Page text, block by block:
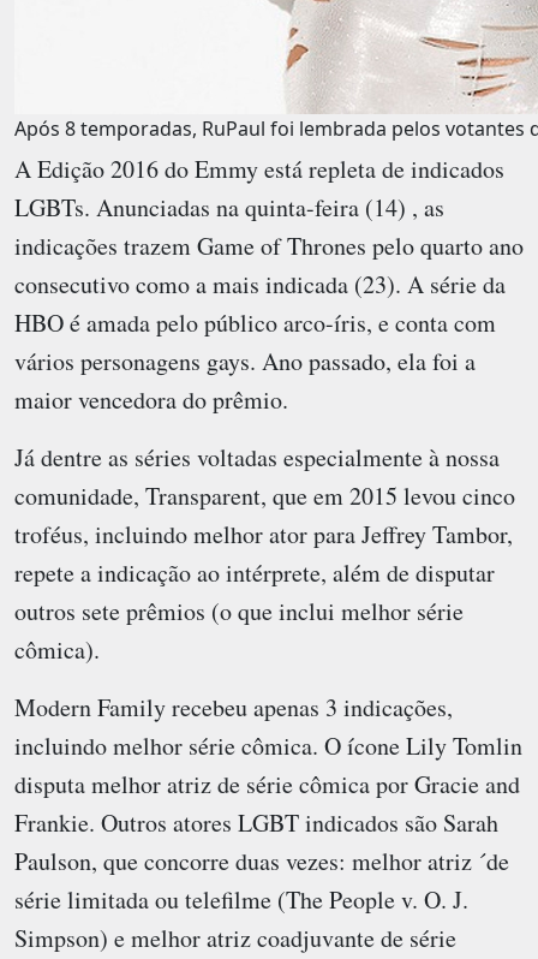
Após 8 temporadas, RuPaul foi lembrada pelos votantes
A Edição 2016 do Emmy está repleta de indicados
LGBTs. Anunciadas na quinta-feira (14) , as
indicações trazem Game of Thrones pelo quarto ano
consecutivo como a mais indicada (23). A série da
HBO é amada pelo público arco-íris, e conta com
vários personagens gays. Ano passado, ela foi a
maior vencedora do prêmio.
Já dentre as séries voltadas especialmente à nossa
comunidade, Transparent, que em 2015 levou cinco
troféus, incluindo melhor ator para Jeffrey Tambor,
repete a indicação ao intérprete, além de disputar
outros sete prêmios (o que inclui melhor série
cômica).
Modern Family recebeu apenas 3 indicações,
incluindo melhor série cômica. O ícone Lily Tomlin
disputa melhor atriz de série cômica por Gracie and
Frankie. Outros atores LGBT indicados são Sarah
Paulson, que concorre duas vezes: melhor atriz ´de
série limitada ou telefilme (The People v. O. J.
Simpson) e melhor atriz coadjuvante de série